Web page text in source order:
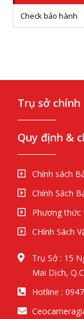
Trụ sở
Quy định &
Chính sách
Chính Sách
Phương thức
CHính Sách
Trụ Sở : 15
Mai Dịch,
Hotline :